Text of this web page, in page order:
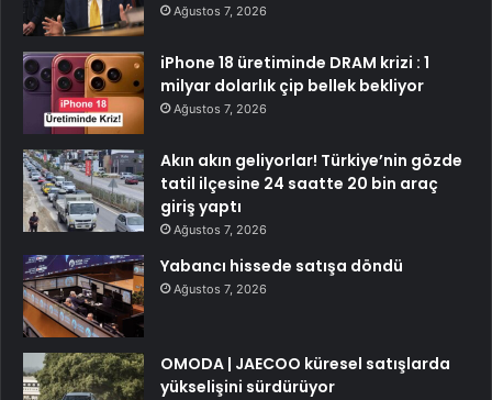
Ağustos 7, 2026
iPhone 18 üretiminde DRAM krizi : 1
milyar dolarlık çip bellek bekliyor
Ağustos 7, 2026
Akın akın geliyorlar! Türkiye’nin gözde
tatil ilçesine 24 saatte 20 bin araç
giriş yaptı
Ağustos 7, 2026
Yabancı hissede satışa döndü
Ağustos 7, 2026
OMODA | JAECOO küresel satışlarda
yükselişini sürdürüyor